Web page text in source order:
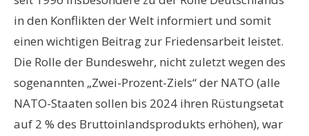
in den Konflikten der Welt informiert und somit
einen wichtigen Beitrag zur Friedensarbeit leistet.
Die Rolle der Bundeswehr, nicht zuletzt wegen des
sogenannten „Zwei-Prozent-Ziels“ der NATO (alle
NATO-Staaten sollen bis 2024 ihren Rüstungsetat
auf 2 % des Bruttoinlandsprodukts erhöhen), war